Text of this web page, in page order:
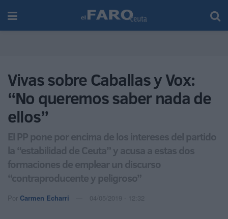
Vivas sobre Caballas y Vox:
“No queremos saber nada de
ellos”
El PP pone por encima de los intereses del partido
la “estabilidad de Ceuta” y acusa a estas dos
formaciones de emplear un discurso
“contraproducente y peligroso”
Por Carmen Echarri 04/05/2019 - 12:32